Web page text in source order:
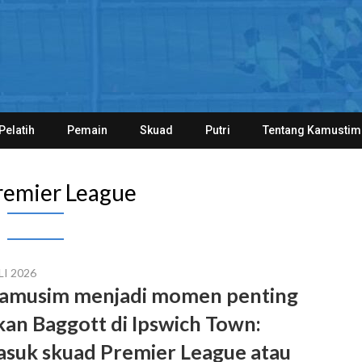
Pelatih Pemain Skuad Putri Tentang
League
2026
menjadi momen penting
Baggott di Ipswich Town:
skuad Premier League atau